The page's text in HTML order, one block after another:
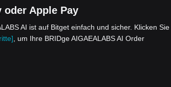
oder Apple Pay
AI ist auf Bitget einfach und sicher. Klicken Sie
, um Ihre BRIDge AIGAEALABS AI Order